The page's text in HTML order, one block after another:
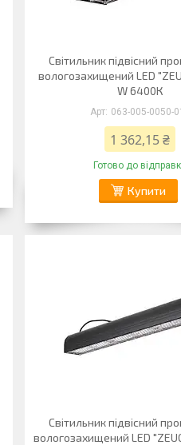
Світильник підвісний
вологозахищений LED
W 6400К
063-005-0050-
1 362,15 ₴
Готово до
Купити
Світильник підвісний
вологозахищений LED